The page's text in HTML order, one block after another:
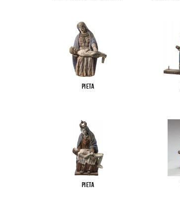
Pieta
Pieta